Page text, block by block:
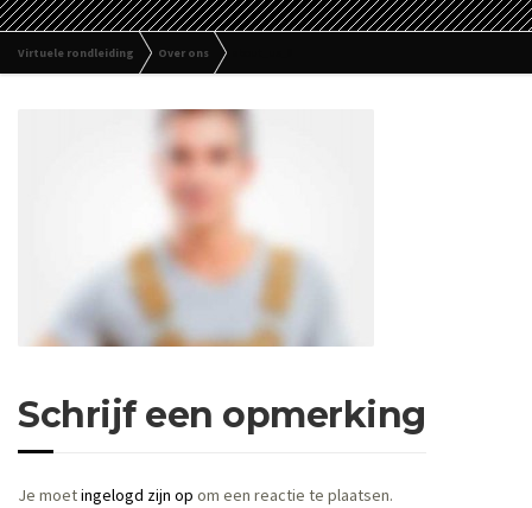
Virtuele rondleiding Over ons
Schrijf een opmerking
Je moetingelogd zijn op om een reactie te plaatsen.